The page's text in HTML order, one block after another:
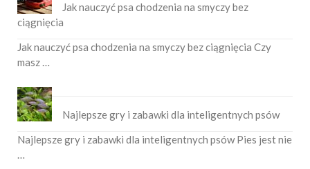
Jak nauczyć psa chodzenia na smyczy bez
ciągnięcia
Jak nauczyć psa chodzenia na smyczy bez ciągnięcia Czy
masz …
Najlepsze gry i zabawki dla inteligentnych psów
Najlepsze gry i zabawki dla inteligentnych psów Pies jest nie
…